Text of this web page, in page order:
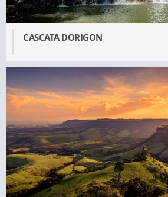
CASCATA DORIGON